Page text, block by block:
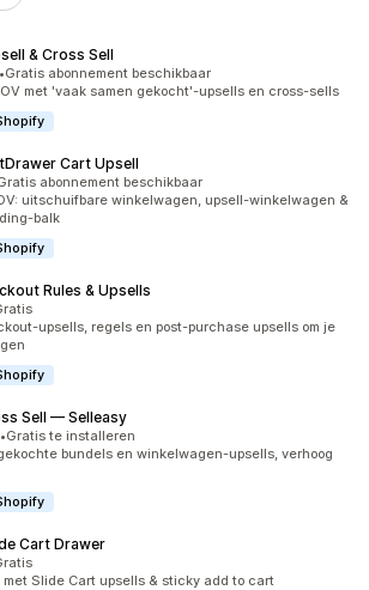
& Cross Sell
in totaal
•Gratis abonnement beschikbaar
met 'vaak samen gekocht'-upsells en cross-sells
Cart Upsell
in totaalabonnement beschikbaar
uitschuifbare winkelwagen, upsell-winkelwagen &
balk
Rules & Upsells
in totaal
upsells, regels en post-purchase upsells om je
Sell — Selleasy
in totaal
•Gratis te installeren
bundels en winkelwagen-upsells, verhoog
Cart Drawer
in totaal
met Slide Cart upsells & sticky add to cart